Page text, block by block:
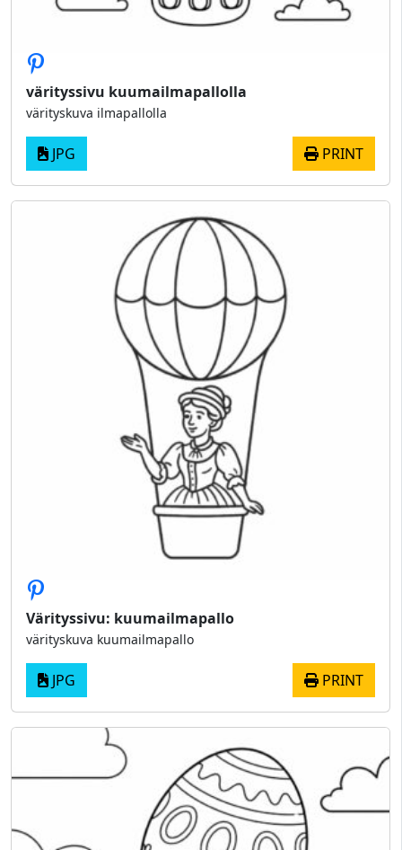
värityssivu kuumailmapallolla
värityskuva ilmapallolla
JPG PRINT
Värityssivu: kuumailmapallo
värityskuva kuumailmapallo
JPG PRINT